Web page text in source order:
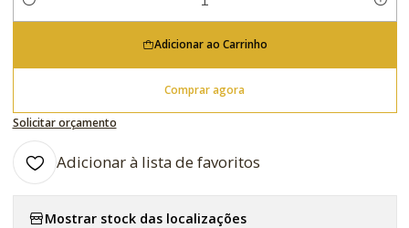
Quantidade
Adicionar ao Carrinho
Comprar agora
Solicitar orçamento
Adicionar à lista de favoritos
Mostrar stock das localizações